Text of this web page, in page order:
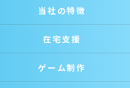
当社の特徴
在宅支援
ゲーム制作